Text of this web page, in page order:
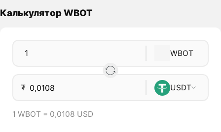
Калькулятор WBOT
WBOT
₮ USDT
1 WBOT = 0,0108 USD